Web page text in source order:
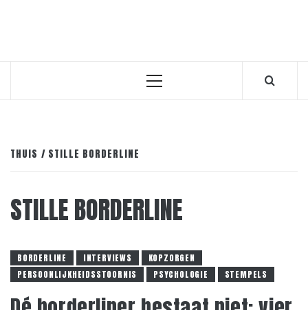
Primair
THUIS STILLE BORDERLINE
STILLE BORDERLINE
BORDERLINE INTERVIEWS
KOPZORGEN
PERSOONLIJKHEIDSSTOORNIS
PSYCHOLOGIE STEMPELS